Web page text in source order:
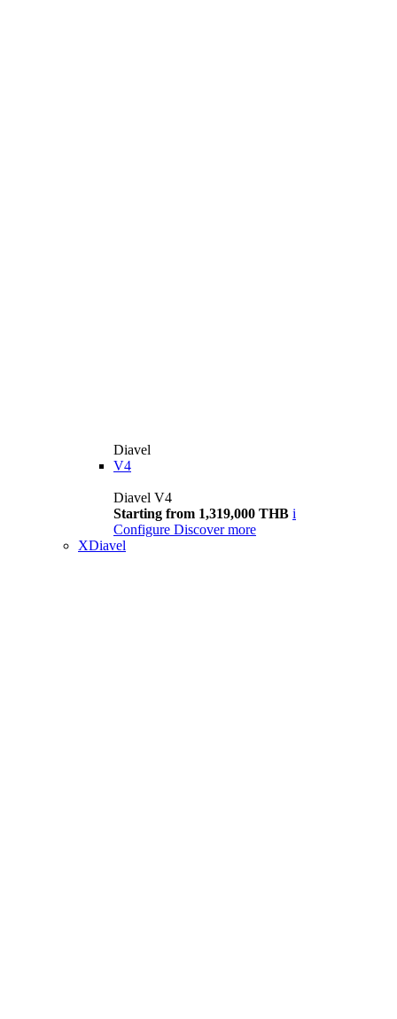
Diavel
V4
Diavel V4
Starting from 1,319,000 THB i
Configure Discover more
XDiavel